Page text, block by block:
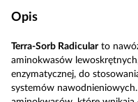
Opis
Terra-Sorb Radicularto
aminokwasów
enzymatycznej, do
systemów